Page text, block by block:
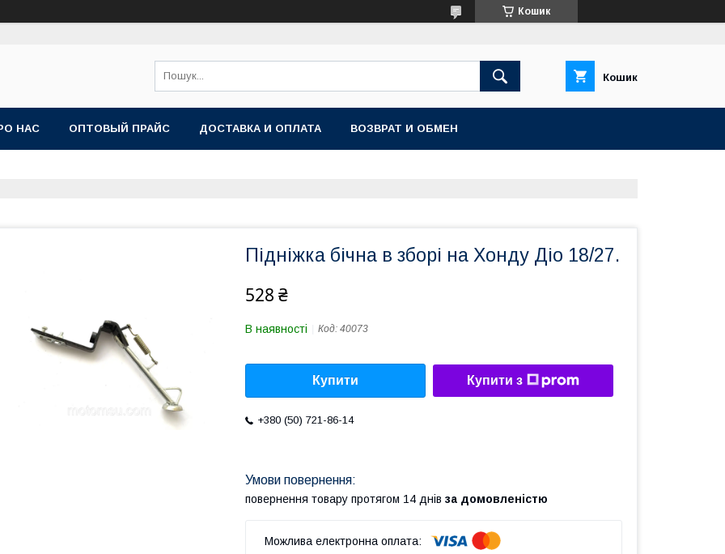
Кошик
Кошик
НАС ОПТОВЫЙ ПРАЙС ДОСТАВКА И ОПЛАТА ВОЗВРАТ И ОБМЕН
Підніжка бічна в зборі на Хонду Діо 18/27.
528 ₴
В наявності Код: 40073
Купити Купити з
+380 (50) 721-86-14
повернення товару протягом 14 днів за домовленістю